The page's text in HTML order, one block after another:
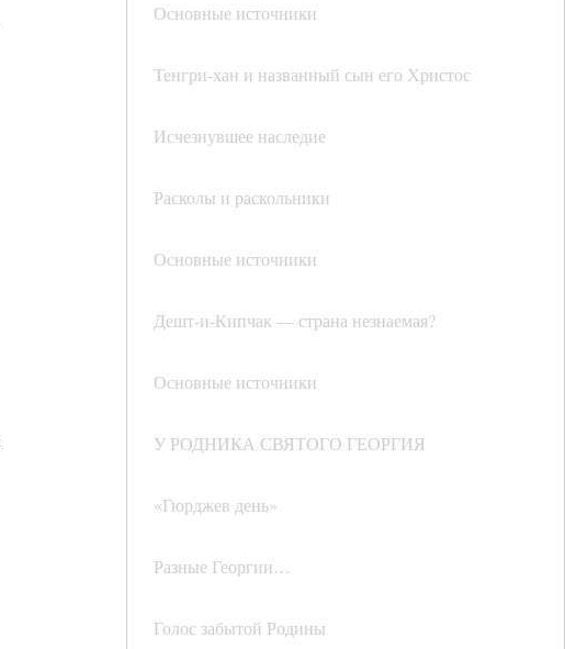
Основные источники
Тенгри-хан и названный сын его Христос
Исчезнувшее наследие
Расколы и раскольники
Основные источники
Дешт-и-Кипчак — страна незнаемая?
Основные источники
У РОДНИКА СВЯТОГО ГЕОРГИЯ
«Гюрджев день»
Разные Георгии…
Голос забытой Родины